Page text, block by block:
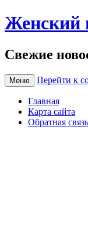
Женский
Свежие
Меню Перейти к
Главная
Карта сайта
Обратная связь